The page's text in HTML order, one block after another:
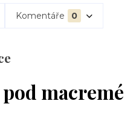
Komentáře 0
macremé